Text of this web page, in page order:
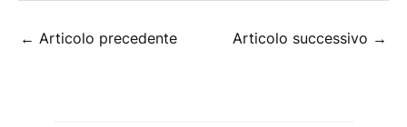
← Articolo precedente Articolo successivo →